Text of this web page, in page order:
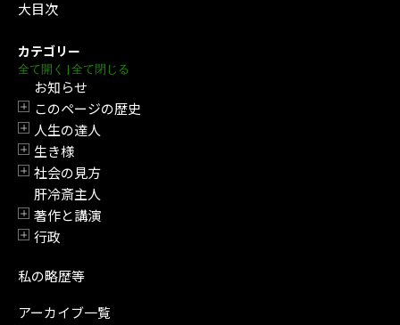
大目次
カテゴリー
全て開く | 全て閉じる
お知らせ
開閉
このページの歴史
開閉
人生の達人
開閉
生き様
開閉
社会の見方
肝冷斎主人
開閉
著作と講演
開閉
行政
私の略歴等
アーカイブ一覧